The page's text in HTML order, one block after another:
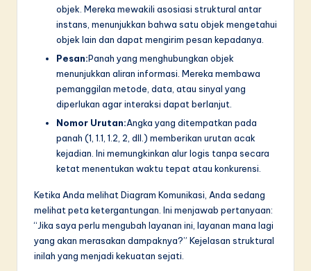
objek. Mereka mewakili asosiasi struktural antar
instans, menunjukkan bahwa satu objek mengetahui
objek lain dan dapat mengirim pesan kepadanya.
Pesan:Panah yang menghubungkan objek
menunjukkan aliran informasi. Mereka membawa
pemanggilan metode, data, atau sinyal yang
diperlukan agar interaksi dapat berlanjut.
Nomor Urutan:Angka yang ditempatkan pada
panah (1, 1.1, 1.2, 2, dll.) memberikan urutan acak
kejadian. Ini memungkinkan alur logis tanpa secara
ketat menentukan waktu tepat atau konkurensi.
Ketika Anda melihat Diagram Komunikasi, Anda sedang
melihat peta ketergantungan. Ini menjawab pertanyaan:
“Jika saya perlu mengubah layanan ini, layanan mana lagi
yang akan merasakan dampaknya?” Kejelasan struktural
inilah yang menjadi kekuatan sejati.